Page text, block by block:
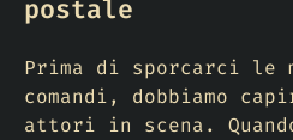
postale
Prima di sporcarci le
comandi, dobbiamo
attori in scena.